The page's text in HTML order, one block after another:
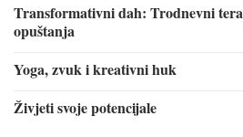
Transformativni dah: Trodnevni
opuštanja
Yoga, zvuk i kreativni huk
Živjeti svoje potencijale